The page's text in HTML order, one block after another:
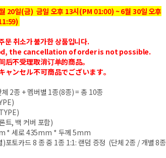
20일(금) 금일 오후 13시(PM 01:00) ~ 6월 30일 오후
문 취소가 불가한 상품입니다.
the cancellation of order is not possible.
后不受理取消订单的商品。
ャンセル不可商品でございます。
2종 + 멤버별 1종(8종) = 총 10종
트, 백 커버 포함)
* 세로 435mm * 두께 5mm
)포토카드 8 종 중 1종 1:1: 랜덤 증정 (단체 2종 / 개별 8종